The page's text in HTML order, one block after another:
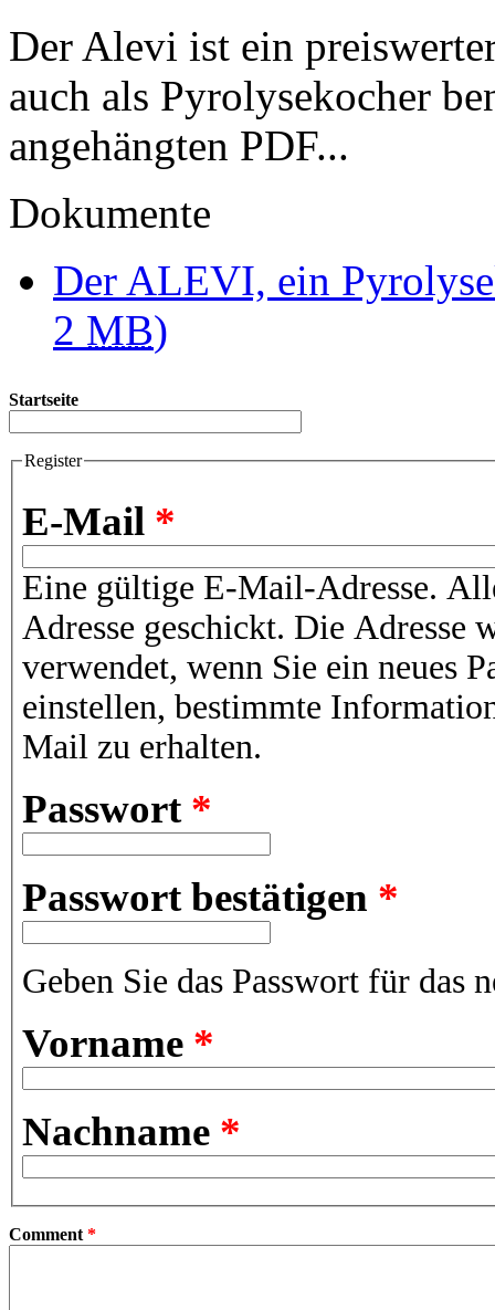
Der Alevi ist ein
auch als Pyrolysekocher
angehängten PDF...
Dokumente
Der ALEVI, ein
2 MB)
Startseite
Register
E-Mail *
Eine gültige E-Mail-Adresse.
Adresse geschickt. Die
verwendet, wenn Sie ein neues
einstellen, bestimmte
Mail zu erhalten.
Passwort *
Passwort bestätigen *
Geben Sie das Passwort für das
Vorname *
Nachname *
Comment*